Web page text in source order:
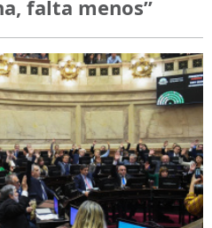
falta menos”